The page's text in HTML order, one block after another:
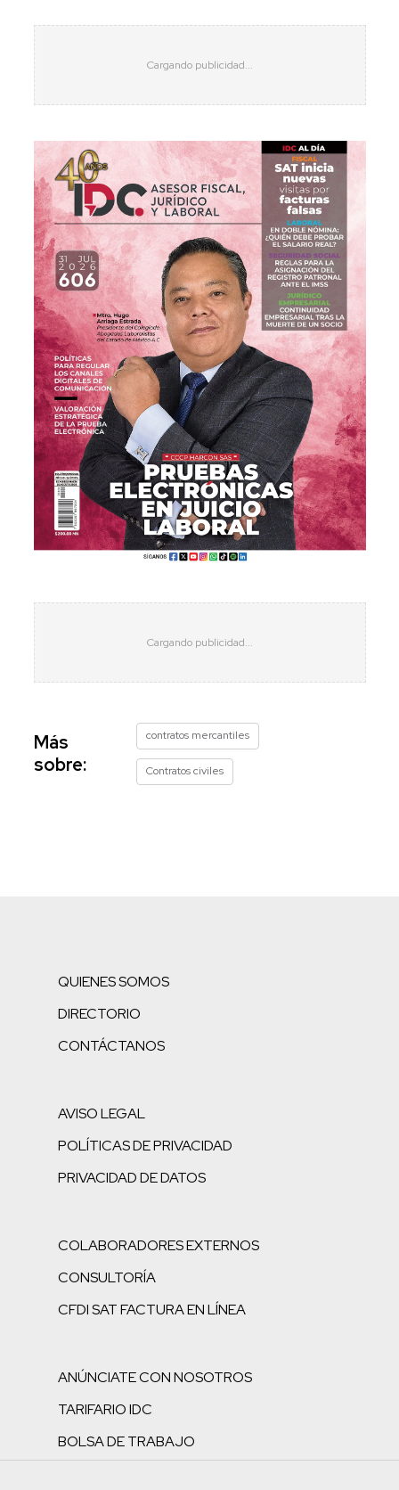
Más
sobre:
contratos mercantiles
Contratos civiles
QUIENES SOMOS
DIRECTORIO
CONTÁCTANOS
AVISO LEGAL
POLÍTICAS DE PRIVACIDAD
PRIVACIDAD DE DATOS
COLABORADORES EXTERNOS
CONSULTORÍA
CFDI SAT FACTURA EN LÍNEA
ANÚNCIATE CON NOSOTROS
TARIFARIO IDC
BOLSA DE TRABAJO